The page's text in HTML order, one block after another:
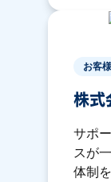
お客
株式
サポ
スが
体制